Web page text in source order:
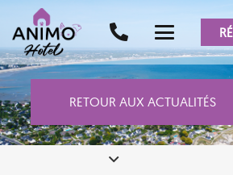
RETOUR AUX ACTUALITÉS